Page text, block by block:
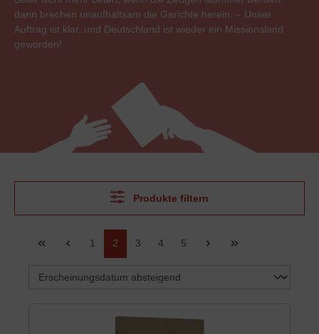
dann brechen unaufhaltsam die Gerichte herein. – Unser
Auftrag ist klar, und Deutschland ist wieder ein Missionsland
geworden!
Produkte filtern
Seite
1 Seite
2 Seite
3 Seite
4 Seite
5